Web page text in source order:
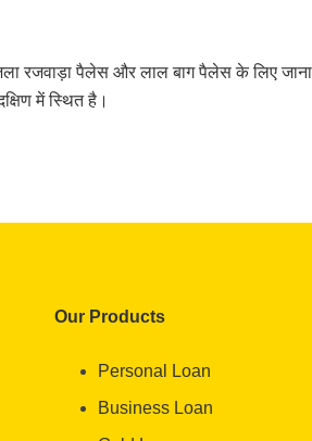
रजवाड़ा पैलेस और लाल बाग पैलेस के लिए
में स्थित है।
Our Products
Personal Loan
Business Loan